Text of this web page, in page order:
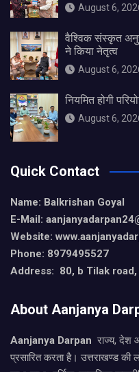
August 6,
वैश्विक संस्कृत
ने किया नेतृत्व
August 6,
नियमित होगी
August 6,
Quick Contact
Name: Balkrishan Goyal
E-Mail:
Website:
Phone: 8979495527
Address: 80, b Tilak road,
About Aanjanya
Aanjanya Darpan राज्य, देश
प्रसारित करता है। उत्तराखण्ड की